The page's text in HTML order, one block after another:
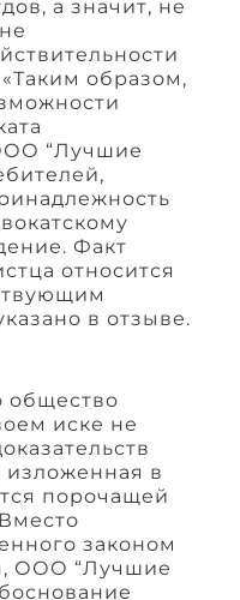
а значит, не
образом,
“Лучшие
Факт
относится
в отзыве.
общество
иске не
изложенная в
порочащей
законом
ООО “Лучшие